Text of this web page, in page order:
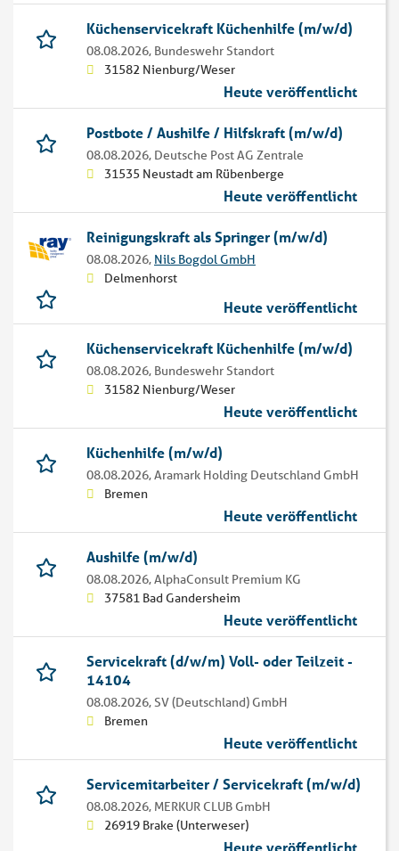
Küchenservicekraft Küchenhilfe (m/w/d)
08.08.2026, Bundeswehr Standort
31582 Nienburg/Weser
Heute veröffentlicht
Postbote / Aushilfe / Hilfskraft (m/w/d)
08.08.2026, Deutsche Post AG Zentrale
31535 Neustadt am Rübenberge
Heute veröffentlicht
Reinigungskraft als Springer (m/w/d)
08.08.2026, Nils Bogdol GmbH
Delmenhorst
Heute veröffentlicht
Küchenservicekraft Küchenhilfe (m/w/d)
08.08.2026, Bundeswehr Standort
31582 Nienburg/Weser
Heute veröffentlicht
Küchenhilfe (m/w/d)
08.08.2026,Aramark Holding Deutschland GmbH
Bremen
Heute veröffentlicht
Aushilfe (m/w/d)
08.08.2026,AlphaConsult Premium KG
37581 Bad Gandersheim
Heute veröffentlicht
Servicekraft (d/w/m) Voll- oder Teilzeit -
14104
08.08.2026,SV (Deutschland) GmbH
Bremen
Heute veröffentlicht
Servicemitarbeiter / Servicekraft (m/w/d)
08.08.2026, MERKUR CLUB GmbH
26919 Brake (Unterweser)